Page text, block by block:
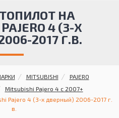
MITSUBISHI
PAJERO
Mitsubishi Pajero 4 с 2007+
Pajero 4 (3-х дверный) 2006-2017 г.
в.
НА
4 (3-Х
2017 Г.В.